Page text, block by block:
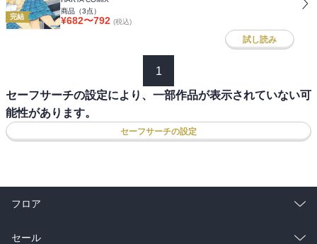
完結
商品（3点）
¥682〜792 (税込)
試し読み
1
セーフサーチの設定により、一部作品が表示されていない可
能性があります。
セーフサーチの設定
フロア
総合
セール